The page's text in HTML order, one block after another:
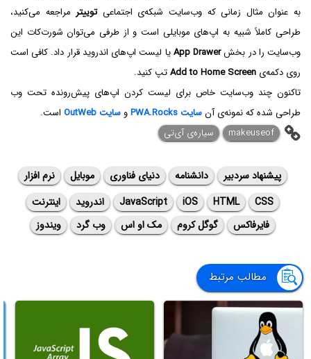
به عنوان مثال زمانی که وب‌سایت شبکه‌ی اجتماعیتوییتر مراجعه می‌کنید،
طراحی کاملاً شبیه به اپ‌های موبایلی است و از طرفی می‌توان شورت‌کات این
وب‌سایت را در بخشApp Drawer‌یا لیست اپ‌های اندروید قرار داد. کافی است
روی دکمه‌ی Add to Home Screenتپ کنید.
تاکنون چند وب‌سایت خاص برای لیست کردن اپ‌های پیش‌رونده تحت وب
طراحی شده که نمونه‌ی آنسایت PWA.Rocks و سایت OutWeb
است.
makeuseof
سیاره‌ی آی‌تی
پیشنهاد سردبیر دانشنامه دنیای فناوری موبایل
نرم افزار
CSS
HTML
iOS
JavaScript اندروید
اینترنت
فایرفاکس
گوگل کروم مک او اس وب گرد ویندوز
مطالب مرتبط